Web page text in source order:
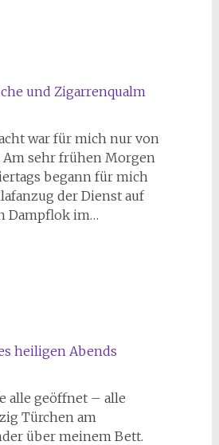
und Zigarrenqualm
war für mich nur von
Am sehr frühen Morgen
begann für mich
der Dienst auf
Dampflok im…
heiligen Abends
alle geöffnet – alle
Türchen am
über meinem Bett.